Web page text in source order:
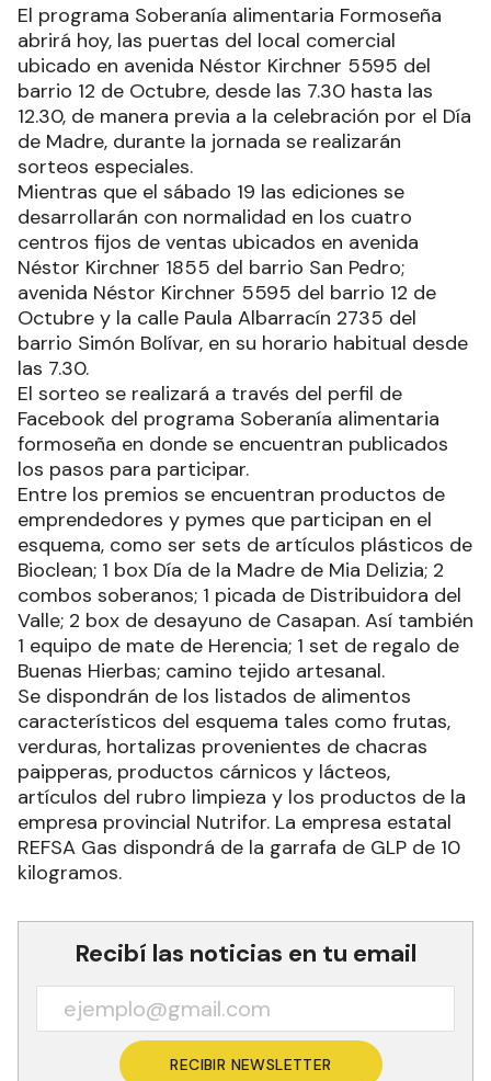
El programa Soberanía alimentaria Formoseña
abrirá hoy, las puertas del local comercial
ubicado en avenida Néstor Kirchner 5595 del
barrio 12 de Octubre, desde las 7.30 hasta las
12.30, de manera previa a la celebración por el Día
de Madre, durante la jornada se realizarán
sorteos especiales.
Mientras que el sábado 19 las ediciones se
desarrollarán con normalidad en los cuatro
centros fijos de ventas ubicados en avenida
Néstor Kirchner 1855 del barrio San Pedro;
avenida Néstor Kirchner 5595 del barrio 12 de
Octubre y la calle Paula Albarracín 2735 del
barrio Simón Bolívar, en su horario habitual desde
las 7.30.
El sorteo se realizará a través del perfil de
Facebook del programa Soberanía alimentaria
formoseña en donde se encuentran publicados
los pasos para participar.
Entre los premios se encuentran productos de
emprendedores y pymes que participan en el
esquema, como ser sets de artículos plásticos de
Bioclean; 1 box Día de la Madre de Mia Delizia; 2
combos soberanos; 1 picada de Distribuidora del
Valle; 2 box de desayuno de Casapan. Así también
1 equipo de mate de Herencia; 1 set de regalo de
Buenas Hierbas; camino tejido artesanal.
Se dispondrán de los listados de alimentos
característicos del esquema tales como frutas,
verduras, hortalizas provenientes de chacras
paipperas, productos cárnicos y lácteos,
artículos del rubro limpieza y los productos de la
empresa provincial Nutrifor. La empresa estatal
REFSA Gas dispondrá de la garrafa de GLP de 10
kilogramos.
Recibí las noticias en tu email
RECIBIR NEWSLETTER